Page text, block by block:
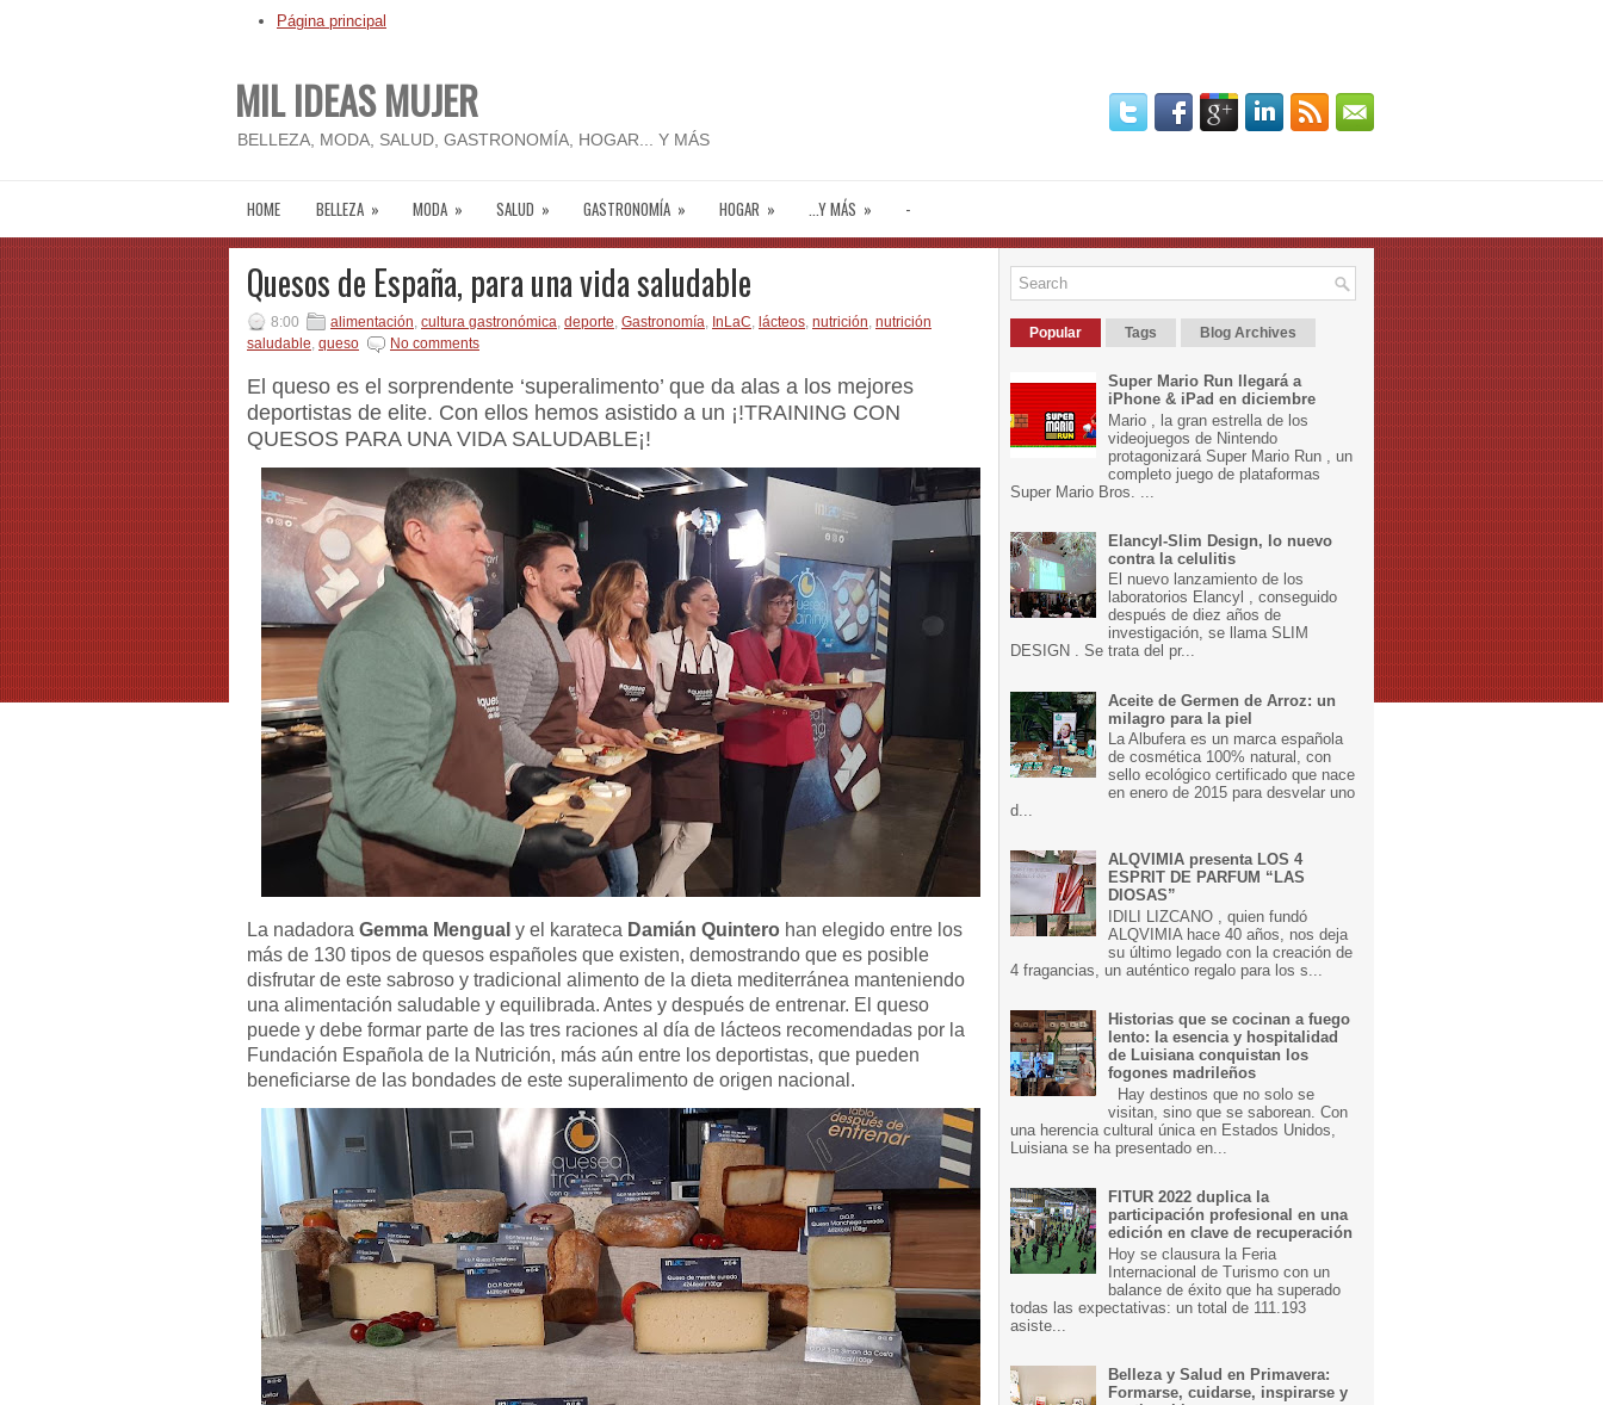
Página principal
MIL IDEAS MUJER
BELLEZA, MODA, SALUD, GASTRONOMÍA, HOGAR... Y MÁS
HOME BELLEZA » MODA » SALUD » GASTRONOMÍA » HOGAR » ...Y MÁS » -
Quesos de España, para una vida saludable
8:00 alimentación, cultura gastronómica, deporte, Gastronomía, InLaC, lácteos, nutrición, nutrición
saludable, queso No comments
El queso es el sorprendente ‘superalimento’ que da alas a los mejores
deportistas de elite. Con ellos hemos asistido a un ¡!TRAINING CON
QUESOS PARA UNA VIDA SALUDABLE¡!
La nadadora Gemma Mengual y el karateca Damián Quintero han elegido entre los
más de 130 tipos de quesos españoles que existen, demostrando que es posible
disfrutar de este sabroso y tradicional alimento de la dieta mediterránea manteniendo
una alimentación saludable y equilibrada. Antes y después de entrenar. El queso
puede y debe formar parte de las tres raciones al día de lácteos recomendadas por la
Fundación Española de la Nutrición, más aún entre los deportistas, que pueden
beneficiarse de las bondades de este superalimento de origen nacional.
Popular Tags Blog Archives
Super Mario Run llegará a
iPhone & iPad en diciembre
Mario , la gran estrella de los
videojuegos de Nintendo
protagonizará Super Mario Run , un
completo juego de plataformas
Super Mario Bros. ...
Elancyl-Slim Design, lo nuevo
contra la celulitis
El nuevo lanzamiento de los
laboratorios Elancyl , conseguido
después de diez años de
investigación, se llama SLIM
DESIGN . Se trata del pr...
Aceite de Germen de Arroz: un
milagro para la piel
La Albufera es un marca española
de cosmética 100% natural, con
sello ecológico certificado que nace
en enero de 2015 para desvelar uno
d...
ALQVIMIA presenta LOS 4
ESPRIT DE PARFUM “LAS
DIOSAS”
IDILI LIZCANO , quien fundó
ALQVIMIA hace 40 años, nos deja
su último legado con la creación de
4 fragancias, un auténtico regalo para los s...
Historias que se cocinan a fuego
lento: la esencia y hospitalidad
de Luisiana conquistan los
fogones madrileños
Hay destinos que no solo se
visitan, sino que se saborean. Con
una herencia cultural única en Estados Unidos,
Luisiana se ha presentado en...
FITUR 2022 duplica la
participación profesional en una
edición en clave de recuperación
Hoy se clausura la Feria
Internacional de Turismo con un
balance de éxito que ha superado
todas las expectativas: un total de 111.193
asiste...
Belleza y Salud en Primavera:
Formarse, cuidarse, inspirarse y